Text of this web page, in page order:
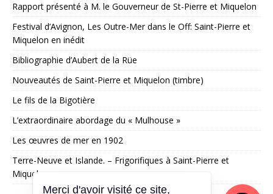
Rapport présenté à M. le Gouverneur de St-Pierre et Miquelon
Festival d’Avignon, Les Outre-Mer dans le Off: Saint-Pierre et
Miquelon en inédit
Bibliographie d’Aubert de la Rüe
Nouveautés de Saint-Pierre et Miquelon (timbre)
Le fils de la Bigotière
L’extraordinaire abordage du « Mulhouse »
Les œuvres de mer en 1902
Terre-Neuve et Islande. – Frigorifiques à Saint-Pierre et
Miquelon
Merci d'avoir visité ce site,